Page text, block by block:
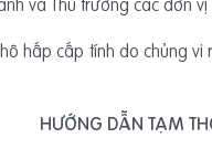
cấp tính do chủng vi
HƯỚNG DẪN TẠM